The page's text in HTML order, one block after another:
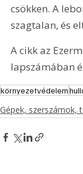
csökken. A
szagtalan, és
A cikk az
lapszámában
környezetvédelem
Gépek, szerszámok,